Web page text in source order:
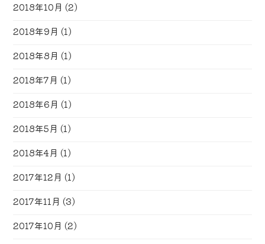
2018年10月 (2)
2018年9月 (1)
2018年8月 (1)
2018年7月 (1)
2018年6月 (1)
2018年5月 (1)
2018年4月 (1)
2017年12月 (1)
2017年11月 (3)
2017年10月 (2)